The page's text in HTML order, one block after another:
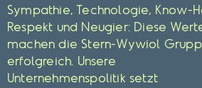
Sympathie, Technologie, Know-
Respekt und Neugier: Diese
machen die Stern-Wywiol
erfolgreich. Unsere
Unternehmenspolitik setzt